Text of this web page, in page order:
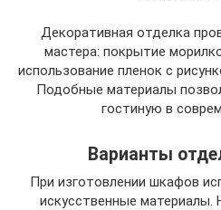
Декоративная отделка
мастера: покрытие
использование пленок с
Подобные материалы
гостиную в
Варианты
При изготовлении шкафов
искусственные материалы.